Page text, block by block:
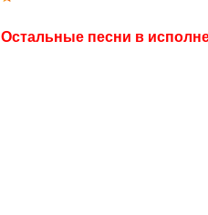
Остальные песни в